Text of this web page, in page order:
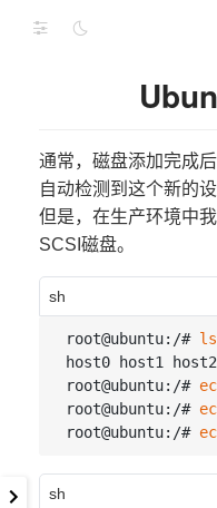
通常，磁盘添加完成
自动检测到这个新的设
但是，在生产环境中
SCSI磁盘。
sh
root@ubuntu:/# ls
host0 host1 host2
root@ubuntu:/#
root@ubuntu:/#
root@ubuntu:/#
sh